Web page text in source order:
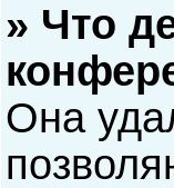
» Что
Она